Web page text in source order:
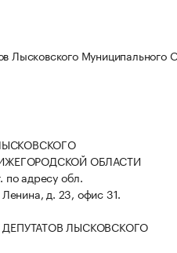
Лысковского Муниципального
ОБЛАСТИ
по адресу обл.
д. 23, офис 31.
ДЕПУТАТОВ ЛЫСКОВСКОГО